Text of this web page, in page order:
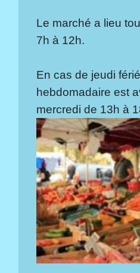
Le marché a lieu
7h à 12h.
En cas de jeudi
hebdomadaire est
mercredi de 13h à